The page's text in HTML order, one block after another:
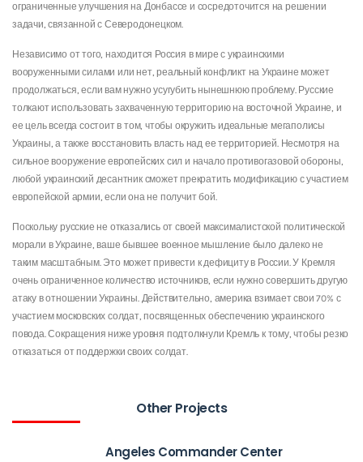
ограниченные улучшения на Донбассе и сосредоточится на решении
задачи, связанной с Северодонецком.
Независимо от того, находится Россия в мире с украинскими
вооруженными силами или нет, реальный конфликт на Украине может
продолжаться, если вам нужно усугубить нынешнюю проблему. Русские
толкают использовать захваченную территорию на восточной Украине, и
ее цель всегда состоит в том, чтобы окружить идеальные мегаполисы
Украины, а также восстановить власть над ее территорией. Несмотря на
сильное вооружение европейских сил и начало противогазовой обороны,
любой украинский десантник сможет прекратить модификацию с участием
европейской армии, если она не получит бой.
Поскольку русские не отказались от своей максималистской политической
морали в Украине, ваше бывшее военное мышление было далеко не
таким масштабным. Это может привести к дефициту в России. У Кремля
очень ограниченное количество источников, если нужно совершить другую
атаку в отношении Украины. Действительно, америка взимает свои 70% с
участием московских солдат, посвященных обеспечению украинского
повода. Сокращения ниже уровня подтолкнули Кремль к тому, чтобы резко
отказаться от поддержки своих солдат.
Other Projects
Angeles Commander Center